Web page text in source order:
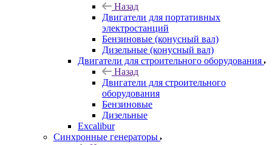
Назад
Двигатели для портативных
электростанций
Бензиновые (конусный вал)
Дизельные (конусный вал)
Двигатели для строительного оборудования
Назад
Двигатели для строительного
оборудования
Бензиновые
Дизельные
Excalibur
Синхронные генераторы